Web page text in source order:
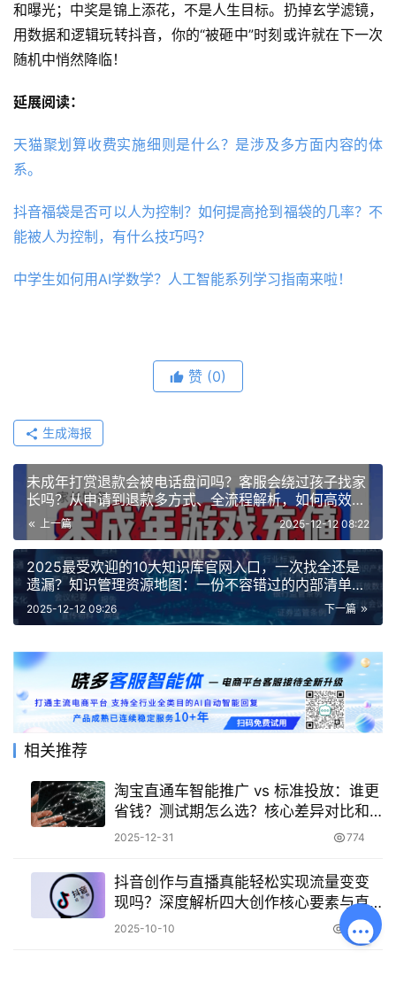
和曝光；中奖是锦上添花，不是人生目标。扔掉玄学滤镜，
用数据和逻辑玩转抖音，你的“被砸中”时刻或许就在下一次
随机中悄然降临！
延展阅读：
天猫聚划算收费实施细则是什么？是涉及多方面内容的体
系。
抖音福袋是否可以人为控制？如何提高抢到福袋的几率？不
能被人为控制，有什么技巧吗？
中学生如何用AI学数学？人工智能系列学习指南来啦！
赞 (0)
生成海报
未成年打赏退款会被电话盘问吗？客服会绕过孩子找家
长吗？从申请到退款多方式、全流程解析，如何高效处
理并保护孩子隐私
上一篇 2025-12-12 08:22
2025最受欢迎的10大知识库官网入口，一次找全还是
遗漏？知识管理资源地图：一份不容错过的内部清单与
直达链接！
下一篇
2025-12-12 09:26
相关推荐
淘宝直通车智能推广 vs 标准投放：谁更
省钱？测试期怎么选？核心差异对比和
测试选择指南！
2025-12-31 774
抖音创作与直播真能轻松实现流量变变
现吗？深度解析四大创作核心要素与直
播带货成功秘籍，助力创作者突破流量
2025-10-10 462